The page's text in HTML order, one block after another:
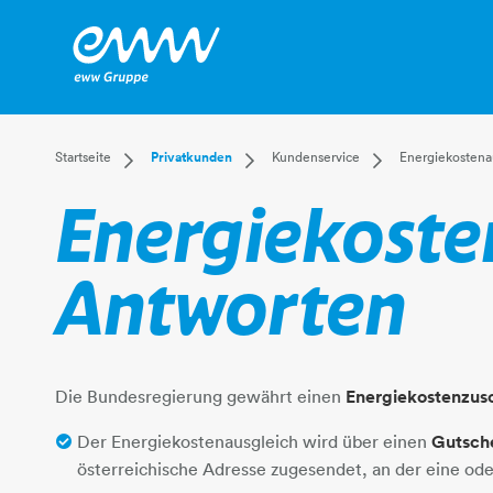
Startseite
Dropdown Startseite
Mehr
Privatkunden
Dropdown Privatkunden
Leistungen
Kundenservice
Kundenservice
Dropdown
Zählerstand
Leitungsauskunft
Antworten
Die Bundesregierung gewährt einen
Der Energiekostenausgleich wird über einen
österreichische Adresse zugesendet, an der eine